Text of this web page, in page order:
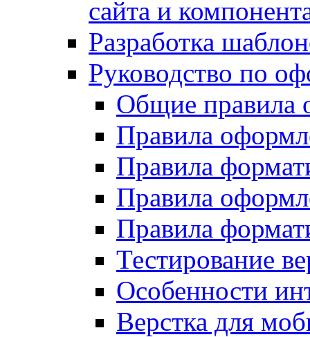
сайта и
Разработка
Руководство по
Общие правила
Правила
Правила
Правила
Правила
Тестирование
Особенности
Верстка для